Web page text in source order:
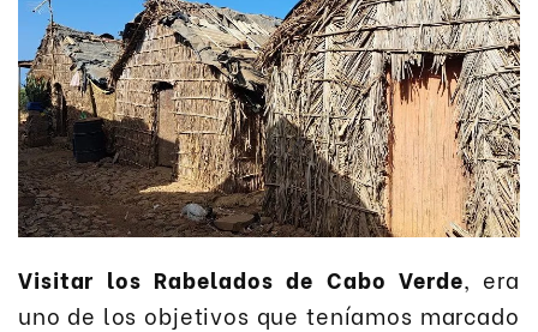
Visitar los Rabelados de Cabo Verde, era
uno de los objetivos que teníamos marcado